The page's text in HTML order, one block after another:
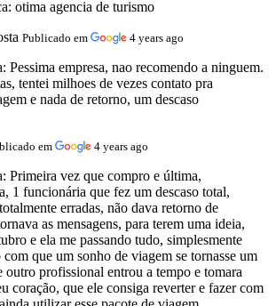
otima agencia de turismo
Publicado em 4 years ago
Pessima empresa, nao recomendo a ninguem.
tentei milhoes de vezes contato pra
e nada de retorno, um descaso
em 4 years ago
Primeira vez que compro e última,
1 funcionária que fez um descaso total,
erradas, não dava retorno de
as mensagens, para terem uma ideia,
e ela me passando tudo, simplesmente
que um sonho de viagem se tornasse um
outro profissional entrou a tempo e tomara
coração, que ele consiga reverter e fazer com